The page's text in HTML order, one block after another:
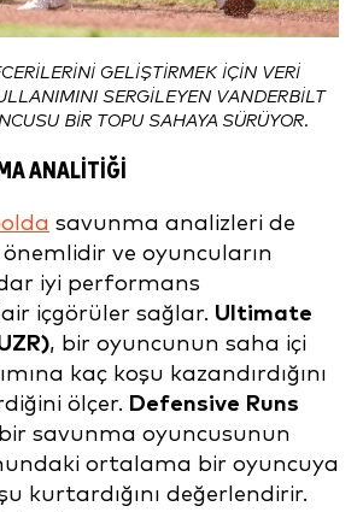
GELIŞTIRMEK IÇIN VERI
SERGILEYEN VANDERBILT
BIR TOPU SAHAYA SÜRÜYOR.
ANALITIĞI
savunma analizleri de
önemlidir ve oyuncuların
iyi performans
içgörüler sağlar. Ultimate
, bir oyuncunun saha içi
kaç koşu kazandırdığını
ölçer. Defensive Runs
savunma oyuncusunun
ortalama bir oyuncuya
kurtardığını değerlendirir.